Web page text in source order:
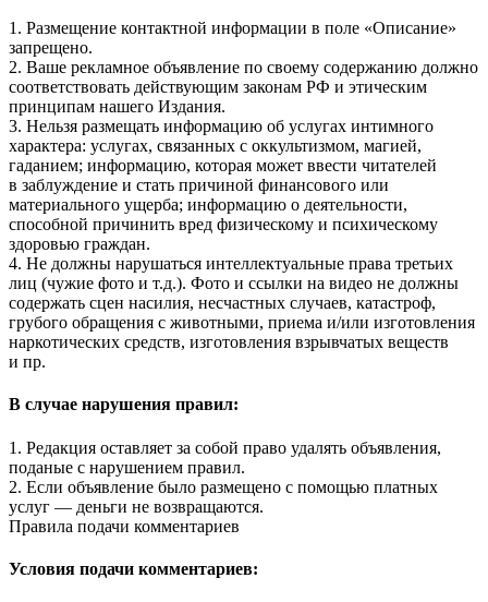
1. Размещение контактной информации в поле «Описание»
запрещено.
2. Ваше рекламное объявление по своему содержанию должно
соответствовать действующим законам РФ и этическим
принципам нашего Издания.
3. Нельзя размещать информацию об услугах интимного
характера: услугах, связанных с оккультизмом, магией,
гаданием; информацию, которая может ввести читателей
в заблуждение и стать причиной финансового или
материального ущерба; информацию о деятельности,
способной причинить вред физическому и психическому
здоровью граждан.
4. Не должны нарушаться интеллектуальные права третьих
лиц (чужие фото и т.д.). Фото и ссылки на видео не должны
содержать сцен насилия, несчастных случаев, катастроф,
грубого обращения с животными, приема и/или изготовления
наркотических средств, изготовления взрывчатых веществ
и пр.
В случае нарушения правил:
1. Редакция оставляет за собой право удалять объявления,
поданые с нарушением правил.
2. Если объявление было размещено с помощью платных
услуг — деньги не возвращаются.
Правила подачи комментариев
Условия подачи комментариев: